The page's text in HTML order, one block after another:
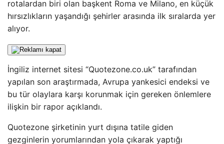
rotalardan biri olan başkent Roma ve Milano, en küçük
hırsızlıkların yaşandığı şehirler arasında ilk sıralarda yer
alıyor.
İngiliz internet sitesi “Quotezone.co.uk” tarafından
yapılan son araştırmada, Avrupa yankesici endeksi ve
bu tür olaylara karşı korunmak için gereken önlemlere
ilişkin bir rapor açıklandı.
Quotezone şirketinin yurt dışına tatile giden
gezginlerin yorumlarından yola çıkarak yaptığı